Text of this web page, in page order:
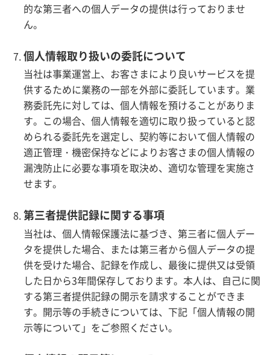
的な第三者への個人データの提供は行っておりませ
ん。
個人情報取り扱いの委託について
当社は事業運営上、お客さまにより良いサービスを提
供するために業務の一部を外部に委託しています。業
務委託先に対しては、個人情報を預けることがありま
す。この場合、個人情報を適切に取り扱っていると認
められる委託先を選定し、契約等において個人情報の
適正管理・機密保持などによりお客さまの個人情報の
漏洩防止に必要な事項を取決め、適切な管理を実施さ
せます。
第三者提供記録に関する事項
当社は、個人情報保護法に基づき、第三者に個人デー
タを提供した場合、または第三者から個人データの提
供を受けた場合、記録を作成し、最後に提供又は受領
した日から3年間保存しております。本人は、自己に関
する第三者提供記録の開示を請求することができま
す。開示等の手続きについては、下記「個人情報の開
示等について」をご参照ください。